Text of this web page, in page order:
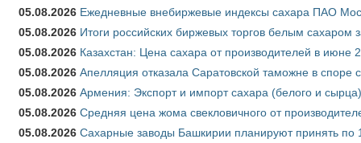
05.08.2026 Ежедневные внебиржевые индексы сахара ПАО
05.08.2026 Итоги российских биржевых торгов белым сахаром
05.08.2026 Казахстан: Цена сахара от производителей в июне
05.08.2026 Апелляция отказала Саратовской таможне в
05.08.2026 Армения: Экспорт и импорт сахара (белого и
05.08.2026 Средняя цена жома свекловичного от
05.08.2026 Сахарные заводы Башкирии планируют принять по